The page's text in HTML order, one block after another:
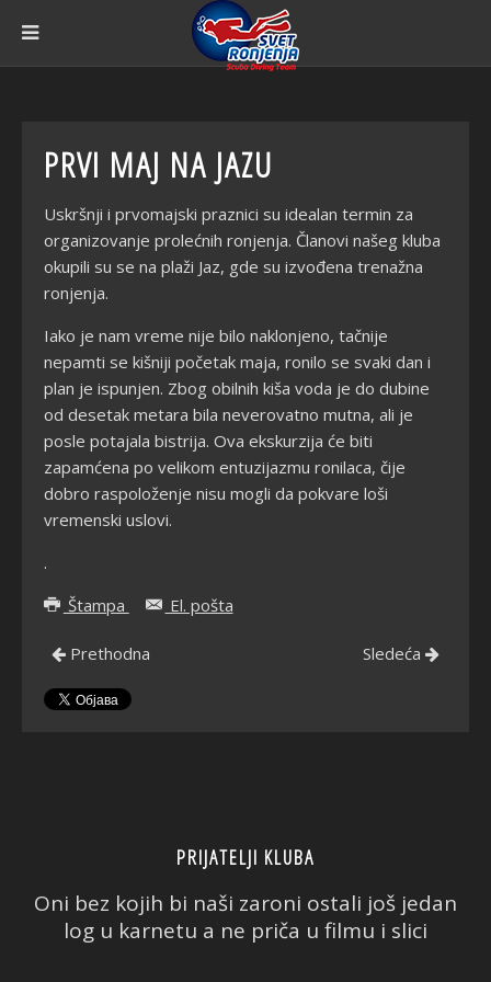
PRVI MAJ NA JAZU
Uskršnji i prvomajski praznici su idealan termin za
organizovanje prolećnih ronjenja. Članovi našeg kluba
okupili su se na plaži Jaz, gde su izvođena trenažna
ronjenja.
Iako je nam vreme nije bilo naklonjeno, tačnije
nepamti se kišniji početak maja, ronilo se svaki dan i
plan je ispunjen. Zbog obilnih kiša voda je do dubine
od desetak metara bila neverovatno mutna, ali je
posle potajala bistrija. Ova ekskurzija će biti
zapamćena po velikom entuzijazmu ronilaca, čije
dobro raspoloženje nisu mogli da pokvare loši
vremenski uslovi.
.
Štampa
El. pošta
Prethodna Sledeća
PRIJATELJI KLUBA
Oni bez kojih bi naši zaroni ostali još jedan
log u karnetu a ne priča u filmu i slici